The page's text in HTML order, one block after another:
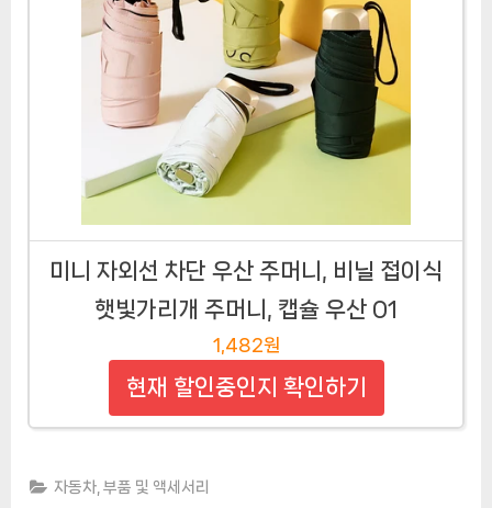
미니 자외선 차단 우산 주머니, 비닐 접이식
햇빛가리개 주머니, 캡슐 우산 01
1,482원
현재 할인중인지 확인하기
자동차, 부품 및 액세서리